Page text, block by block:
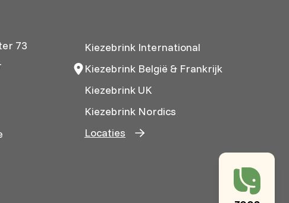
73
Kiezebrink International
Kiezebrink België & Frankrijk
Kiezebrink UK
Kiezebrink Nordics
Locaties